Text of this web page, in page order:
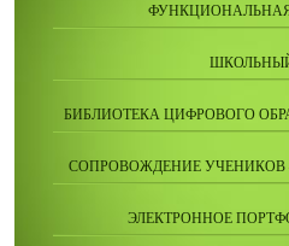
БИБЛИОТЕКА ЦИФРОВОГО
СОПРОВОЖДЕНИЕ УЧЕНИКОВ
ЭЛЕКТРОННОЕ